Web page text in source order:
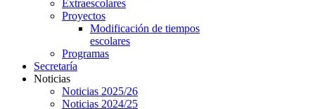
Extraescolares
Proyectos
Modificación de tiempos
escolares
Programas
Secretaría
Noticias
Noticias 2025/26
Noticias 2024/25